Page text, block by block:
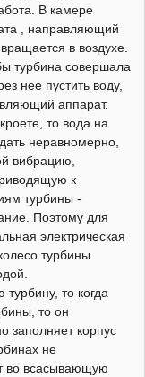
В камере
, направляющий
в воздухе.
турбина совершала
нее пустить воду,
аппарат.
то вода на
неравномерно,
вибрацию,
к
турбины -
Поэтому для
электрическая
турбины
то когда
то он
заполняет корпус
не
во всасывающую